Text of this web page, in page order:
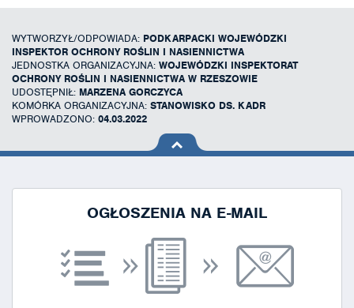
WYTWORZYŁ/ODPOWIADA: PODKARPACKI WOJEWÓDZKI
INSPEKTOR OCHRONY ROŚLIN I NASIENNICTWA
JEDNOSTKA ORGANIZACYJNA: WOJEWÓDZKI INSPEKTORAT
OCHRONY ROŚLIN I NASIENNICTWA W RZESZOWIE
UDOSTĘPNIŁ: MARZENA GORCZYCA
KOMÓRKA ORGANIZACYJNA: STANOWISKO DS. KADR
WPROWADZONO: 04.03.2022
na górę
OGŁOSZENIA NA E-MAIL